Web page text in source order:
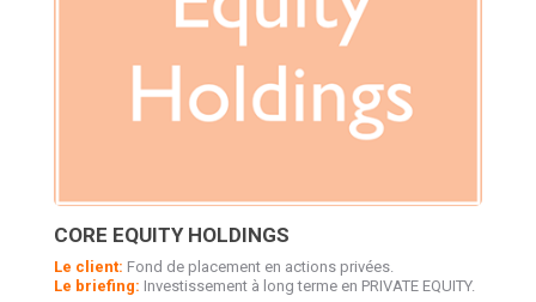
CORE EQUITY HOLDINGS
Le client: Fond de placement en actions privées.
Le briefing: Investissement à long terme en PRIVATE EQUITY.